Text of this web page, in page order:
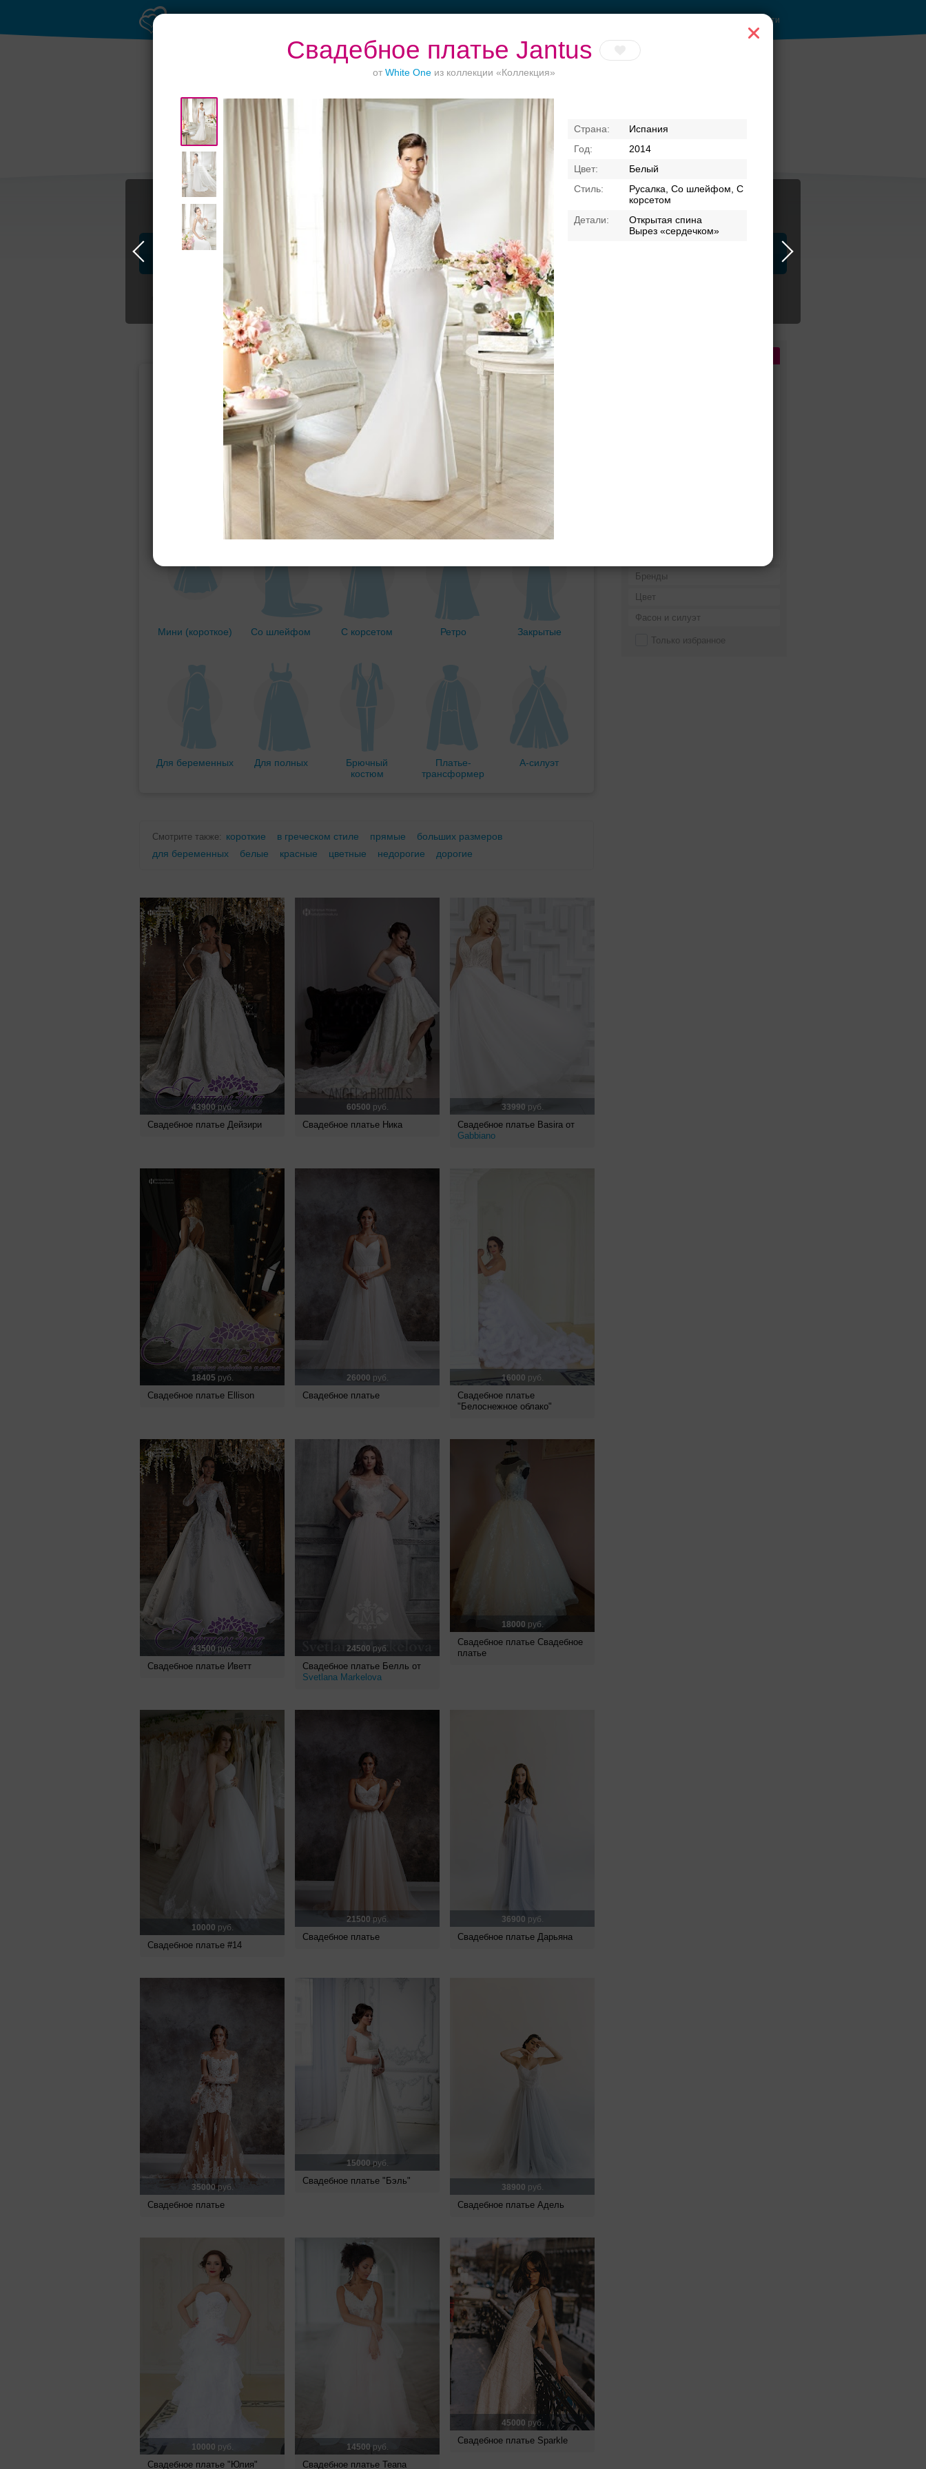
Свадебное платье Jantus
от White Oneиз коллекции «Коллекция»
Испания
2014
Белый
Русалка, Со шлейфом, С
корсетом
Открытая спина
Вырез «сердечком»
Войти
Торжество в
Петергофе
Профессионалы и услуги Свадебные платья Банкет Транспорт
Бренды
Цвет
Фасон и силуэт
Только избранное
Свадьба в Петербурге Свадебные платья
Подбор свадебного платья
По стилю
Русалка Принцесса
Мини (короткое) Со шлейфом С корсетом Ретро Закрытые
Для беременных Для полных
Брючный
костюм
Платье-
трансформер
А-силуэт
Смотрите также: короткие в греческом стиле прямые
больших размеров
для беременных
белые красные цветные недорогие дорогие
43900руб.
Свадебное платье Дейзири
60500 руб.
Свадебное платье Ника
33990 руб.
Свадебное платье Basira от
Gabbiano
18405 руб.
Свадебное платье Ellison
26000 руб.
Свадебное платье
16000 руб.
Свадебное платье
"Белоснежное облако"
43500руб.
Свадебное платье Иветт
24500 руб.
Свадебное платье Белль от
Svetlana Markelova
18000 руб.
Свадебное платье Свадебное
платье
10000 руб.
Свадебное платье #14
21500 руб.
Свадебное платье
36900 руб.
Свадебное платье Дарьяна
35000руб.
Свадебное платье
15000руб.
Свадебное платье "Бэль"
38900 руб.
Свадебное платье Адель
10000 руб.
Свадебное платье "Юлия"
14500 руб.
Свадебное платье Teana
45000 руб.
Свадебное платье Sparkle